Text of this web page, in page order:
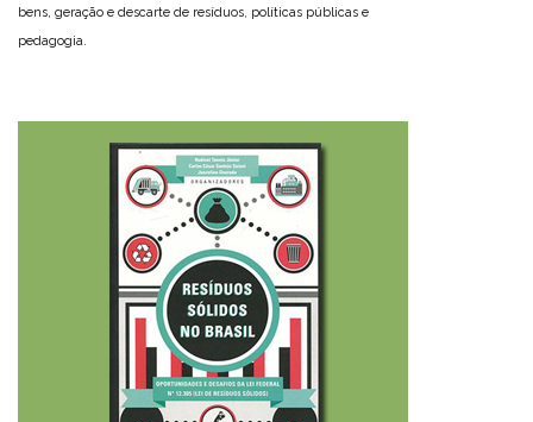
bens, geração e descarte de resíduos, políticas públicas e
pedagogia.